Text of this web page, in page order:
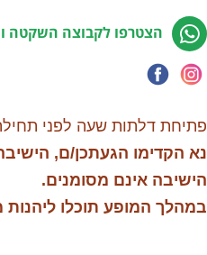
הצטרפו לקבוצה השקטה
פתיחת דלתות שעה לפני
הישיבה אינם מסומנים.
במהלך המופע תוכלו